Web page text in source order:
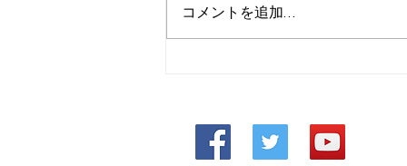
コメントを追加…